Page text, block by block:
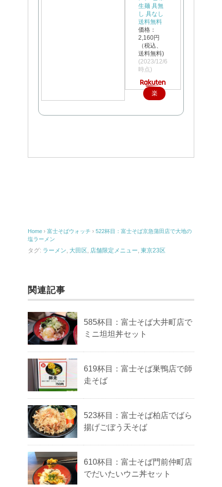
生麺 具無
し 具なし
送料無料
価格：
2,160円
（税込、
送料無料)
(2023/12/6
時点)
楽
Home › 富士そばウォッチ › 522杯目：富士そば京急蒲田店で大地の
塩ラーメン
タグ: ラーメン 大田区 店舗限定メニュー 東京23区
関連記事
585杯目：富士そば大井町店で
ミニ坦坦丼セット
619杯目：富士そば巣鴨店で師
走そば
523杯目：富士そば柏店でばら
揚げごぼう天そば
610杯目：富士そば門前仲町店
でだいたいウニ丼セット